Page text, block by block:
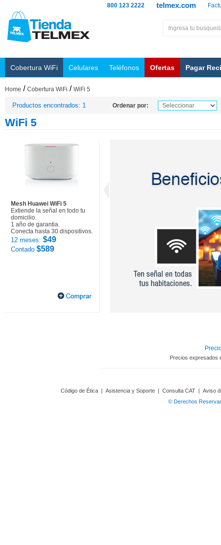
telmex.com
800 123 2222
Cobertura WiFi Celulares Teléfonos Ofertas Pagar
Home / Cobertura WiFi / WiFi 5
Productos encontrados: 1 Ordenar por:
WiFi 5
Mesh Huawei WiFi 5
Extiende la señal en todo tu
domicilio.
1 año de garantia.
Conecta hasta 30 dispositivos.
12 meses: $49
Contado $589
Precios expresados
Código de Ética | Asistencia y Soporte | Consulta CAT | Aviso
© Derechos